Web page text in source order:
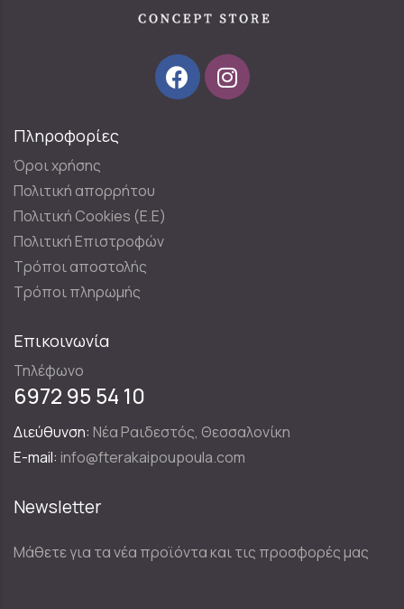
Πληροφορίες
Όροι χρήσης
Πολιτική απορρήτου
Πολιτική Cookies (E.E)
Πολιτική Επιστροφών
Τρόποι αποστολής
Τρόποι πληρωμής
Επικοινωνία
Τηλέφωνο
6972 95 54 10
Διεύθυνση: Νέα Ραιδεστός, Θεσσαλονίκη
E-mail: info@fterakaipoupoula.com
Newsletter
Μάθετε για τα νέα προϊόντα και τις προσφορές μας